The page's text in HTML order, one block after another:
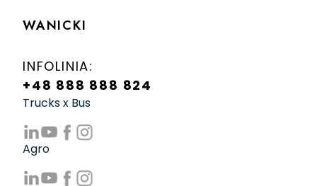
WANICKI
INFOLINIA:
+48 888 888 824
Trucks x Bus
Agro